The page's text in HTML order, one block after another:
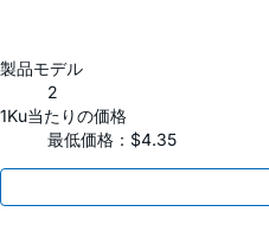
製品モデル
2
1Ku当たりの価格
最低価格：$4.35